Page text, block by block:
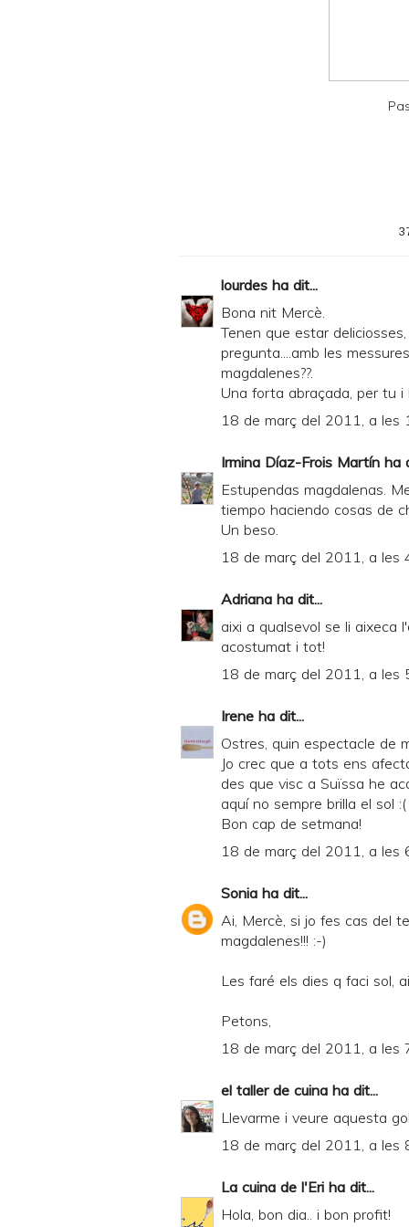
lourdes ha dit...
Bona nit Mercè.
Tenen que estar
pregunta....amb les
magdalenes??.
Una forta abraçada, per tu i
18 de març del 2011, a les
Irmina Díaz-Frois Martín ha
Estupendas magdalenas.
tiempo haciendo cosas de
Un beso.
18 de març del 2011, a les
Adriana ha dit...
aixi a qualsevol se li aixeca
acostumat i tot!
18 de març del 2011, a les
Irene ha dit...
Ostres, quin espectacle de
Jo crec que a tots ens
des que visc a Suïssa he
aquí no sempre brilla el sol :(
Bon cap de setmana!
18 de març del 2011, a les
Sonia ha dit...
Ai, Mercè, si jo fes cas del
magdalenes!!! :-)
Les faré els dies q faci sol,
Petons,
18 de març del 2011, a les
el taller de cuina ha dit...
Llevarme i veure aquesta
18 de març del 2011, a les
La cuina de l'Eri ha dit...
Hola, bon dia.. i bon profit!